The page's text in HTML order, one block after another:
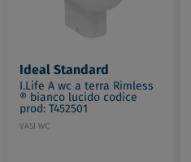
Ideal Standard
I.Life A wc a terra Rimless
® bianco lucido codice
prod: T452501
VASI WC